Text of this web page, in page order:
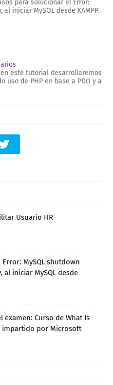
para solucionar el Error:
iniciar MySQL desde XAMPP.
este tutorial desarrollaremos
uso de PHP en base a PDO y a
Usuario HR
MySQL shutdown
al iniciar MySQL desde
examen: Curso de What Is
impartido por Microsoft